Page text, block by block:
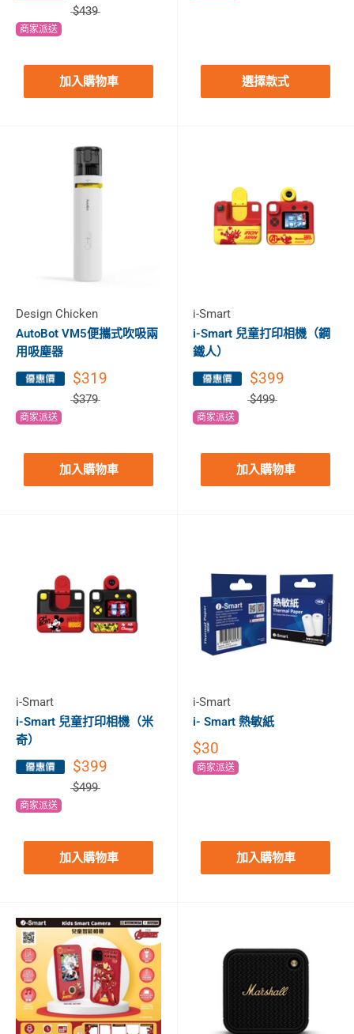
$439
商家派送
加入購物車 選擇款式
Design Chicken
AutoBot VM5便攜式吹吸兩
用吸塵器
$319
$379
商家派送
加入購物車
i-Smart
i-Smart 兒童打印相機（鋼
鐵人）
$399
$499
商家派送
加入購物車
i-Smart
i-Smart 兒童打印相機（米
奇）
$399
$499
商家派送
加入購物車
i-Smart
i- Smart 熱敏紙
$30
商家派送
加入購物車